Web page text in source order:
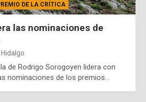
DE LA CRÍTICA
las nominaciones de
de Rodrigo Sorogoyen lidera con
nominaciones de los premios…